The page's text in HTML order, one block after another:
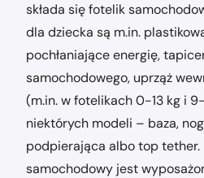
składa się fotelik
dla dziecka są m.in.
pochłaniające energię,
samochodowego, uprząż
(m.in. w fotelikach 0-13 kg i
niektórych modeli – baza,
podpierająca albo top tether.
samochodowy jest